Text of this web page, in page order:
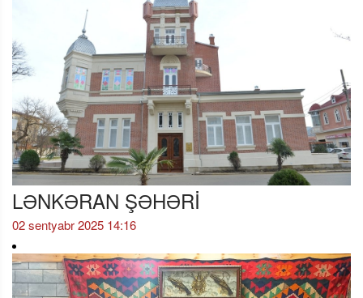
LƏNKƏRAN ŞƏHƏRİ
02 sentyabr 2025 14:16